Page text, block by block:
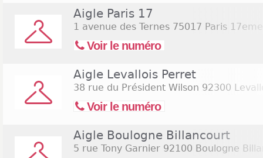
Aigle Paris 17
1 avenue des Ternes 75017 Paris 17eme
Voir le numéro
Aigle Levallois Perret
38 rue du Président Wilson 92300
Voir le numéro
Aigle Boulogne Billancourt
5 rue Tony Garnier 92100 Boulogne